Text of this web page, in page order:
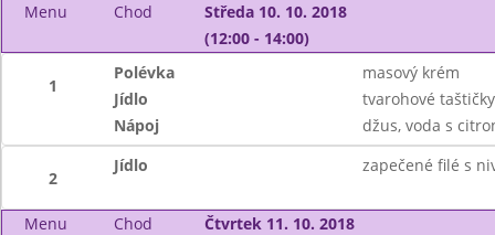
Menu Chod
Středa 10. 10. 2018
(12:00 - 14:00)
1
Polévka
masový krém
Jídlo
tvarohové
Nápoj
džus, voda s
2
Jídlo zapečené filé s
Menu Chod
Čtvrtek 11. 10. 2018